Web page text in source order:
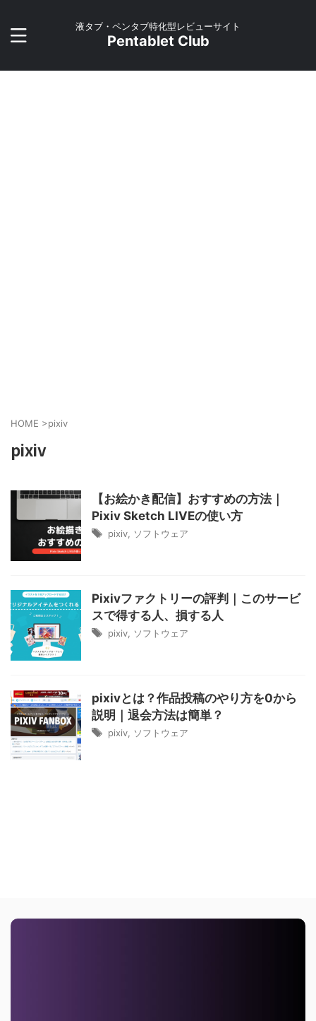
液タブ・ペンタブ特化型レビューサイト
Pentablet Club
HOME >pixiv
pixiv
【お絵かき配信】おすすめの方法｜
Pixiv Sketch LIVEの使い方
pixiv ソフトウェア
Pixivファクトリーの評判｜このサービ
スで得する人、損する人
pixiv ソフトウェア
pixivとは？作品投稿のやり方を0から
説明｜退会方法は簡単？
pixiv ソフトウェア